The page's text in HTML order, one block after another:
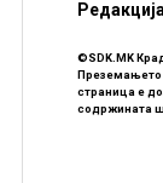
©SDK.MK
Преземањето
страница е
содржината